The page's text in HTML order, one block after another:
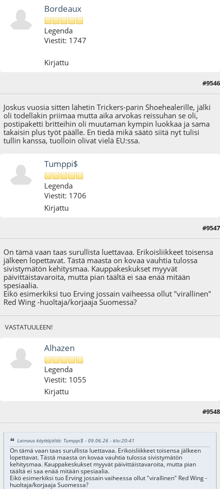
Bordeaux
Legenda
Viestit: 1747
Kirjattu
#9546
Joskus vuosia sitten lähetin Trickers-parin Shoehealerille, jälki
oli todellakin priimaa mutta aika arvokas reissuhan se oli,
postipaketti britteihin oli muutaman kympin luokkaa ja sama
takaisin plus työt päälle. En tiedä mikä säätö siitä nyt tulisi
tullin kanssa, tuolloin olivat vielä EU:ssa.
Tumppi$
Legenda
Viestit: 1706
Kirjattu
#9547
On tämä vaan taas surullista luettavaa. Erikoisliikkeet toisensa
jälkeen lopettavat. Tästä maasta on kovaa vauhtia tulossa
sivistymätön kehitysmaa. Kauppakeskukset myyvät
päivittäistavaroita, mutta pian täältä ei saa enää mitään
spesiaalia.
Eikö esimerkiksi tuo Erving jossain vaiheessa ollut "virallinen"
Red Wing -huoltaja/korjaaja Suomessa?
VASTATUULEEN!
Alhazen
Legenda
Viestit: 1055
Kirjattu
#9548
Lainaus käyttäjältä: Tumppi$ - 09.06.26 - klo:20:41
On tämä vaan taas surullista luettavaa. Erikoisliikkeet toisensa jälkeen
lopettavat. Tästä maasta on kovaa vauhtia tulossa sivistymätön
kehitysmaa. Kauppakeskukset myyvät päivittäistavaroita, mutta pian
täältä ei saa enää mitään spesiaalia.
Eikö esimerkiksi tuo Erving jossain vaiheessa ollut "virallinen" Red Wing -
huoltaja/korjaaja Suomessa?